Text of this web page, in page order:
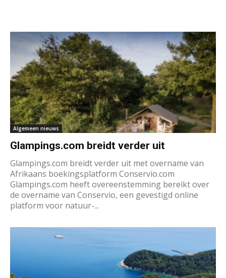
Algemeen nieuws
Glampings.com breidt verder uit
Glampings.com breidt verder uit met overname van
Afrikaans boekingsplatform Conservio.com
Glampings.com heeft overeenstemming bereikt over
de overname van Conservio, een gevestigd online
platform voor natuur-...